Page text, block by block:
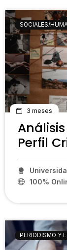
SOCIALES/
3 meses
Perfil
100%
PERIODISMO Y